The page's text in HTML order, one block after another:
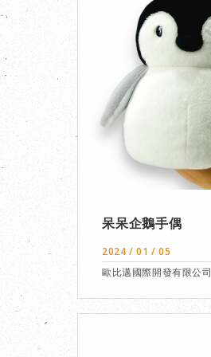
呆呆企鵝手偶
2024 / 01 / 05
歐比邁國際開發有限公司